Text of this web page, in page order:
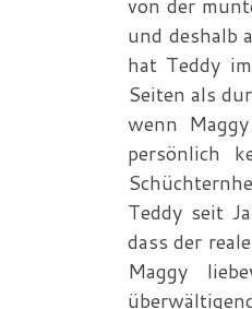
und deshalb
hat Teddy
Seiten als
wenn
persönlich
Teddy seit
dass der
Maggy